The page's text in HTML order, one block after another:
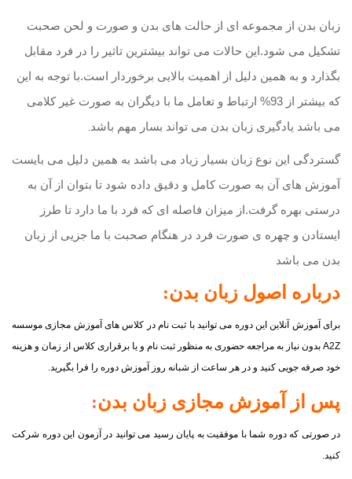
زبان بدن از مجموعه ای از حالت های بدن و صورت و لحن صحبت
تشکیل می شود.این حالات می تواند بیشترین تاثیر را در فرد مقابل
بگذارد و به همین دلیل از اهمیت بالایی برخوردار است.با توجه به این
که بیشتر از 93% ارتباط و تعامل ما با دیگران به صورت غیر کلامی
می باشد یادگیری زبان بدن می تواند بسار مهم باشد.
گستردگی این نوع زبان بسیار زیاد می باشد به همین دلیل می بایست
آموزش های آن به صورت کامل و دقیق داده شود تا بتوان از آن به
درستی بهره گرفت.از میزان فاصله ای که فرد با ما دارد تا طرز
ایستادن و چهره ی صورت فرد در هنگام صحبت با ما جزیی از زبان
بدن می باشد
درباره اصول زبان بدن:
برای آموزش آنلاین این دوره می توانید با ثبت نام در کلاس های آموزش مجازی موسسه
A2Z بدون نیاز به مراجعه حضوری به منظور ثبت نام و یا برقراری کلاس از زمان و هزینه
خود صرفه جویی کنید و در هر ساعت از شبانه روز آموزش دوره را فرا بگیرید.
پس از آموزش مجازی زبان بدن:
در صورتی که دوره شما با موفقیت به پایان رسید می توانید در آزمون این دوره شرکت
کنید.